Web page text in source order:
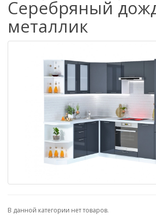
Серебряный
металлик
В данной категории нет товаров.